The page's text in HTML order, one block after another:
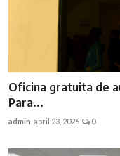
Oficina gratuita de
Para...
admin abril 23, 2026 0